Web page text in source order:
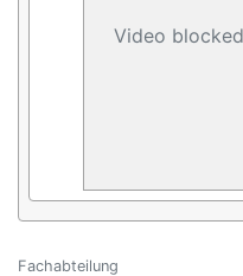
Video
Fachabteilung